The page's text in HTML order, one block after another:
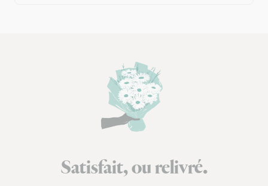
Satisfait, ou relivré.